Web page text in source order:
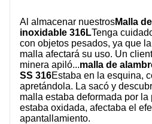
Al almacenar nuestrosMalla
inoxidable 316LTenga
con objetos pesados, ya que
malla afectará su uso. Un
minera apiló...malla de
SS 316Estaba en la esquina,
apretándola. La sacó y
malla estaba deformada por
estaba oxidada, afectaba el
apantallamiento.